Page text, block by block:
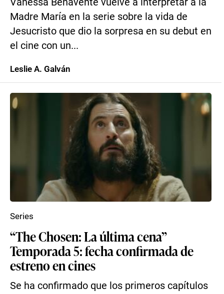
Madre María en la serie sobre la vida de
Jesucristo que dio la sorpresa en su debut en
el cine con un...
Leslie A. Galván
“The Chosen: La última cena”
Temporada 5: fecha confirmada de
estreno en cines
Se ha confirmado que los primeros capítulos
Series